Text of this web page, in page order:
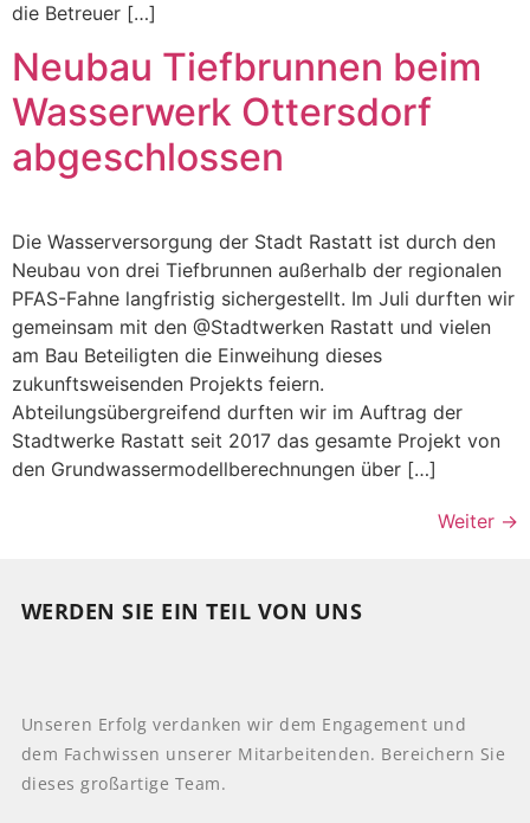
die Betreuer […]
Neubau Tiefbrunnen beim
Wasserwerk Ottersdorf
abgeschlossen
Die Wasserversorgung der Stadt Rastatt ist durch den
Neubau von drei Tiefbrunnen außerhalb der regionalen
PFAS-Fahne langfristig sichergestellt. Im Juli durften wir
gemeinsam mit den @Stadtwerken Rastatt und vielen
am Bau Beteiligten die Einweihung dieses
zukunftsweisenden Projekts feiern.
Abteilungsübergreifend durften wir im Auftrag der
Stadtwerke Rastatt seit 2017 das gesamte Projekt von
den Grundwassermodellberechnungen über […]
Weiter →
WERDEN SIE EIN TEIL VON UNS
Unseren Erfolg verdanken wir dem Engagement und
dem Fachwissen unserer Mitarbeitenden. Bereichern Sie
dieses großartige Team.